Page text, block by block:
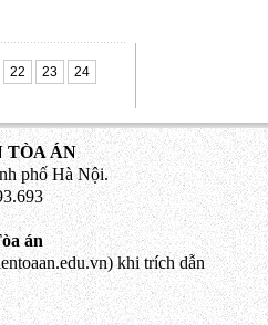
22 23
24
TÒA ÁN
phố Hà Nội.
án
khi trích dẫn